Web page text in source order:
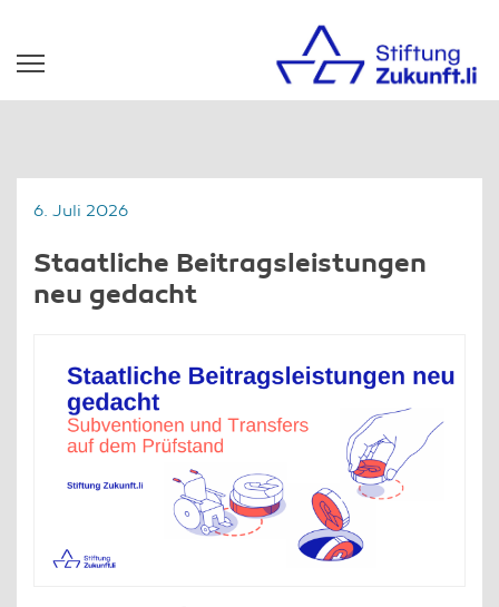
6. Juli 2026
Staatliche Beitragsleistungen
neu gedacht